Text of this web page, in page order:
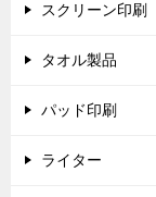
スクリーン印刷
タオル製品
パッド印刷
ライター